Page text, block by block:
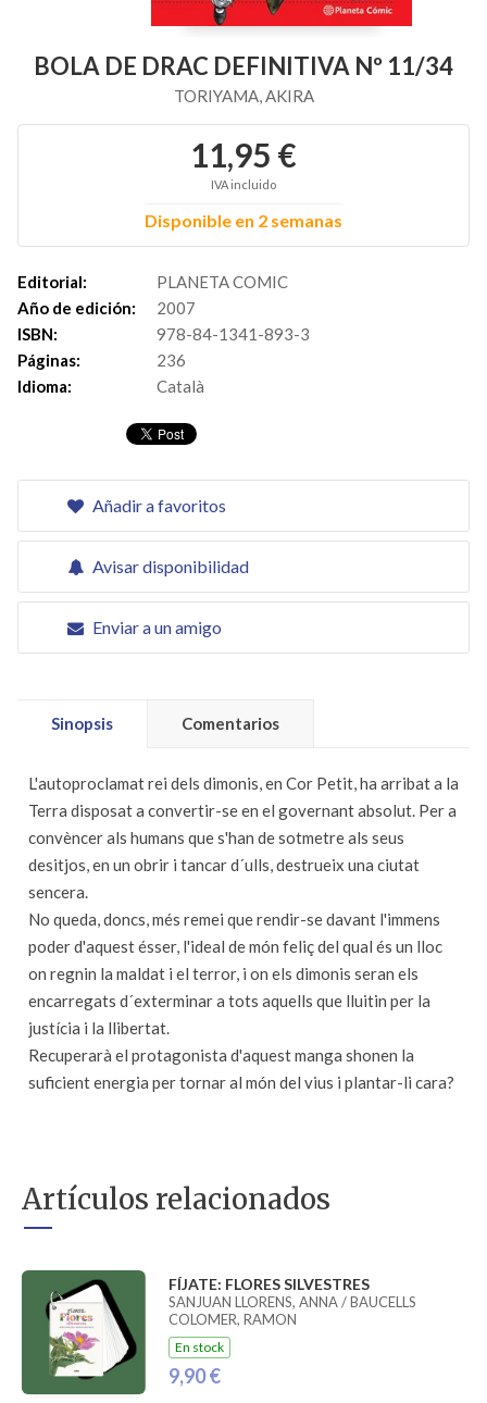
BOLA DE DRAC DEFINITIVA Nº 11/34
TORIYAMA, AKIRA
11,95 €
IVA incluido
Disponible en 2 semanas
Editorial:
PLANETA COMIC
Año de edición:
2007
ISBN:
978-84-1341-893-3
Páginas:
236
Idioma:
Català
Añadir a favoritos
Avisar disponibilidad
Enviar a un amigo
Sinopsis Comentarios
L'autoproclamat rei dels dimonis, en Cor Petit, ha arribat a la
Terra disposat a convertir-se en el governant absolut. Per a
convèncer als humans que s'han de sotmetre als seus
desitjos, en un obrir i tancar d´ulls, destrueix una ciutat
sencera.
No queda, doncs, més remei que rendir-se davant l'immens
poder d'aquest ésser, l'ideal de món feliç del qual és un lloc
on regnin la maldat i el terror, i on els dimonis seran els
encarregats d´exterminar a tots aquells que lluitin per la
justícia i la llibertat.
Recuperarà el protagonista d'aquest manga shonen la
suficient energia per tornar al món del vius i plantar-li cara?
Artículos relacionados
FÍJATE: FLORES SILVESTRES
SANJUAN LLORENS, ANNA / BAUCELLS
COLOMER, RAMON
En stock
9,90 €